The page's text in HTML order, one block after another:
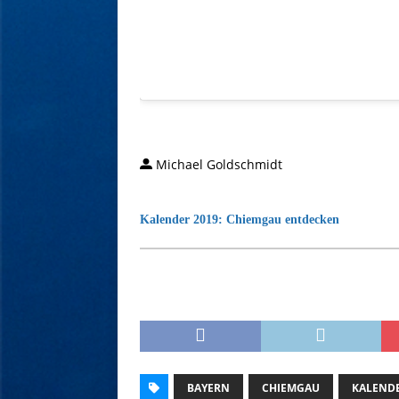
Michael Goldschmidt
Kalender 2019: Chiemgau entdecken
BAYERN CHIEMGAU